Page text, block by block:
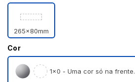
265x80mm
Cor
1×0 - Uma cor só na frente.